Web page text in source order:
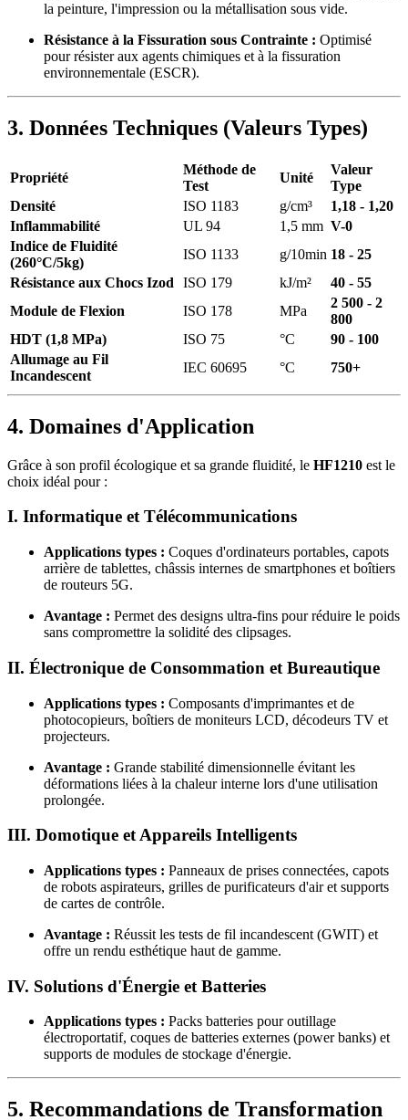
la peinture, l'impression ou la métallisation sous vide.
Résistance à la Fissuration sous Contrainte : Optimisé
pour résister aux agents chimiques et à la fissuration
environnementale (ESCR).
3. Données Techniques (Valeurs Types)
Propriété
Méthode de
Test
Unité
Valeur
Type
Densité
ISO 1183 g/cm³
1,18 - 1,20
Inflammabilité
UL 94 1,5 mm V-0
Indice de Fluidité
(260°C/5kg)
ISO 1133 g/10min 18 - 25
Résistance aux Chocs Izod
ISO 179 kJ/m²
40 - 55
Module de Flexion
ISO 178 MPa
2 500 - 2
800
HDT (1,8 MPa)
ISO 75 °C
90 - 100
Allumage au Fil
Incandescent
IEC 60695 °C 750+
4. Domaines d'Application
Grâce à son profil écologique et sa grande fluidité, le HF1210 est le
choix idéal pour :
I. Informatique et Télécommunications
Applications types : Coques d'ordinateurs portables, capots
arrière de tablettes, châssis internes de smartphones et boîtiers
de routeurs 5G.
Avantage : Permet des designs ultra-fins pour réduire le poids
sans compromettre la solidité des clipsages.
II. Électronique de Consommation et Bureautique
Applications types : Composants d'imprimantes et de
photocopieurs, boîtiers de moniteurs LCD, décodeurs TV et
projecteurs.
Avantage : Grande stabilité dimensionnelle évitant les
déformations liées à la chaleur interne lors d'une utilisation
prolongée.
III. Domotique et Appareils Intelligents
Applications types : Panneaux de prises connectées, capots
de robots aspirateurs, grilles de purificateurs d'air et supports
de cartes de contrôle.
Avantage : Réussit les tests de fil incandescent (GWIT) et
offre un rendu esthétique haut de gamme.
IV. Solutions d'Énergie et Batteries
Applications types : Packs batteries pour outillage
électroportatif, coques de batteries externes (power banks) et
supports de modules de stockage d'énergie.
5. Recommandations de Transformation